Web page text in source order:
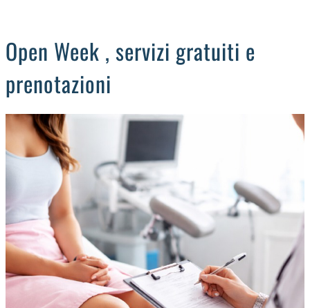
Open Week , servizi gratuiti e
prenotazioni